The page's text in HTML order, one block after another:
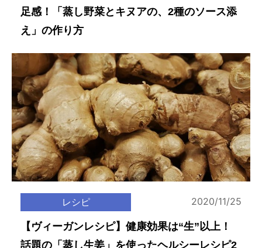
足感！「蒸し野菜とキヌアの、2種のソース添
え」の作り方
レシピ 2020/11/25
【ヴィーガンレシピ】健康効果は“生”以上！
話題の「蒸し生姜」を使ったヘルシーレシピ2